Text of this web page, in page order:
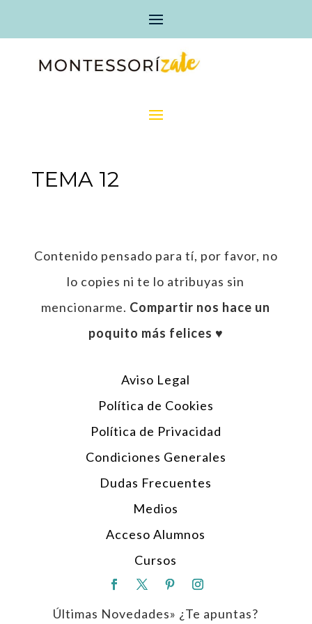
TEMA 12
Contenido pensado para tí, por favor, no
lo copies ni te lo atribuyas sin
mencionarme. Compartir nos hace un
poquito más felices ♥︎
Aviso Legal
Política de Cookies
Política de Privacidad
Condiciones Generales
Dudas Frecuentes
Medios
Acceso Alumnos
Cursos
Últimas Novedades» ¿Te apuntas?